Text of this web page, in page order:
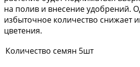
на полив и внесение удобрений.
избыточное количество снижает
цветения.
Количество семян 5шт